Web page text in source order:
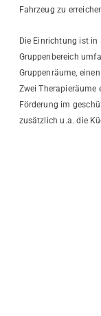
Fahrzeug zu
Die Einrichtung ist in
Gruppenbereich
Gruppenräume,
Zwei Therapieräume
Förderung im
zusätzlich u.a. die